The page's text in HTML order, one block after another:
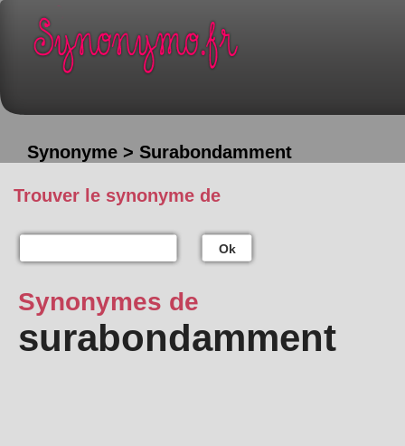
Synonyme > Surabondamment
Trouver le synonyme de
Ok
Synonymes de
surabondamment